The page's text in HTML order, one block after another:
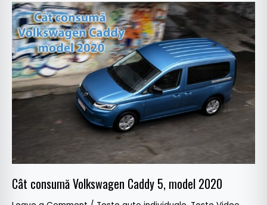
Cât consumă Volkswagen Caddy 5, model 2020
Cât
consumă
Volkswagen
Caddy
5,
model
2020